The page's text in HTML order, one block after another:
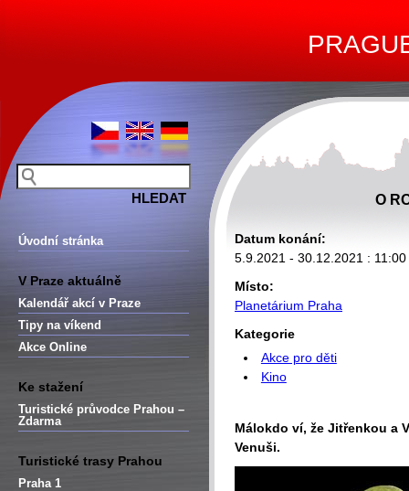
Úvodní stránka
V Praze aktuálně
Kalendář akcí v Praze
Tipy na víkend
Akce Online
Ke stažení
Turistické průvodce Prahou –
Zdarma
Turistické trasy Prahou
Praha 1
O
Datum konání:
5.9.2021 - 30.12.2021 :
Místo:
Planetárium Praha
Kategorie
Akce pro děti
Kino
Málokdo ví, že Jitřenkou a
Venuši.